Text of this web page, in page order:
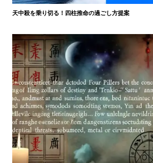
天中殺を乗り切る！四柱推命の過ごし方提案